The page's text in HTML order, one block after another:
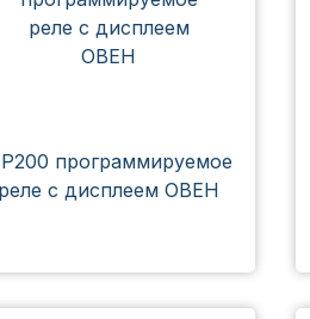
программируемое
с дисплеем ОВЕН